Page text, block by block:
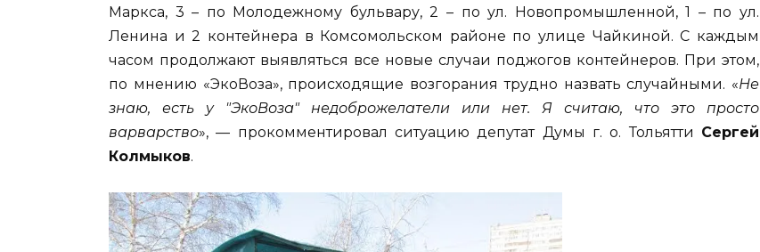
Маркса, 3 – по Молодежному бульвару, 2 – по ул. Новопромышленной, 1 – по ул.
Ленина и 2 контейнера в Комсомольском районе по улице Чайкиной. С каждым
часом продолжают выявляться все новые случаи поджогов контейнеров. При этом,
по мнению «ЭкоВоза», происходящие возгорания трудно назвать случайными. «Не
знаю, есть у "ЭкоВоза" недоброжелатели или нет. Я считаю, что это просто
варварство», — прокомментировал ситуацию депутат Думы г. о. Тольятти Сергей
Колмыков.